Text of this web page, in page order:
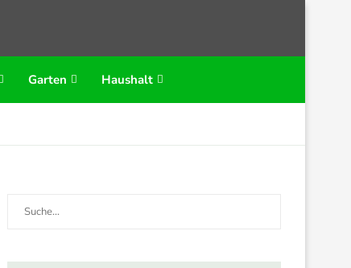
Garten Haushalt